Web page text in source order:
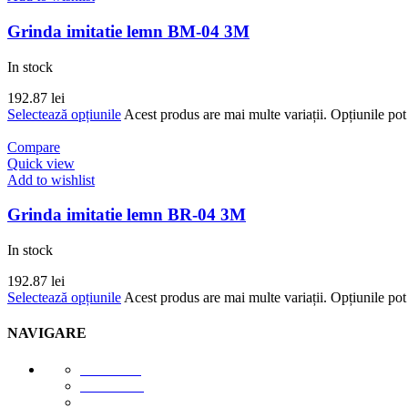
și definind spațiul într-un mod remarcabil. Instalarea este rapidă și
Vezi produsele
Logo și reclame
Grinda imitatie lemn BM-04 3M
In stock
192.87 lei
Selectează opțiunile Acest produs are mai multe variații. Opțiunile
Compare
Quick view
Add to wishlist
Grinda imitatie lemn BR-04 3M
In stock
192.87 lei
Selectează opțiunile Acest produs are mai multe variații. Opțiunile
NAVIGARE